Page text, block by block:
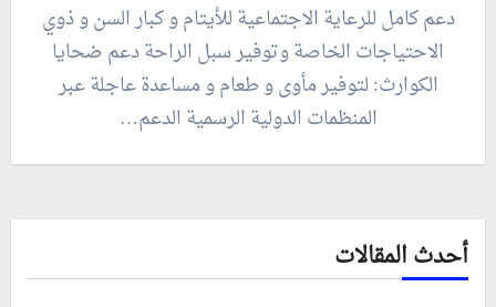
دعم كامل للرعاية الاجتماعية للأيتام و كبار السن و ذوي
الاحتياجات الخاصة وتوفير سبل الراحة دعم ضحايا
الكوارث: لتوفير مأوى و طعام و مساعدة عاجلة عبر
المنظمات الدولية الرسمية الدعم…
أحدث المقالات